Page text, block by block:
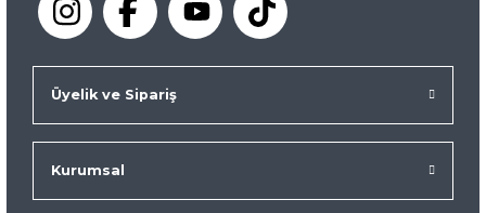
Üyelik ve Sipariş
Kurumsal